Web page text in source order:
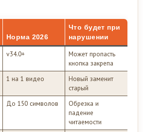
Норма 2026
Что будет при
нарушении
v34.0+
Может пропасть
кнопка закрепа
1 на 1 видео
Новый заменит
старый
До 150 символов
Обрезка и
падение
читаемости